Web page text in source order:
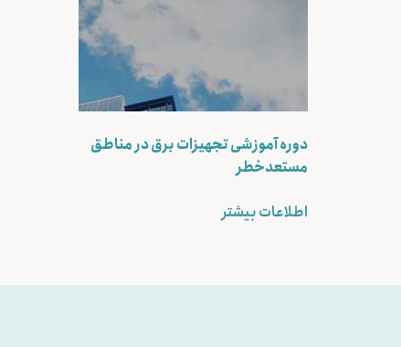
دوره آموزشی تجهیزات برق در مناطق
مستعدخطر
اطلاعات بیشتر